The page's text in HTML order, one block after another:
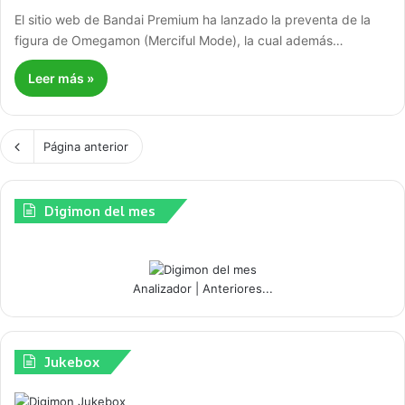
El sitio web de Bandai Premium ha lanzado la preventa de la
figura de Omegamon (Merciful Mode), la cual además…
Leer más »
Página anterior
Digimon del mes
Analizador| Anteriores...
Jukebox